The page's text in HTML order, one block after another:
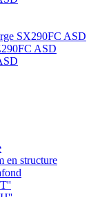
SX290FC ASD
ASD
en structure